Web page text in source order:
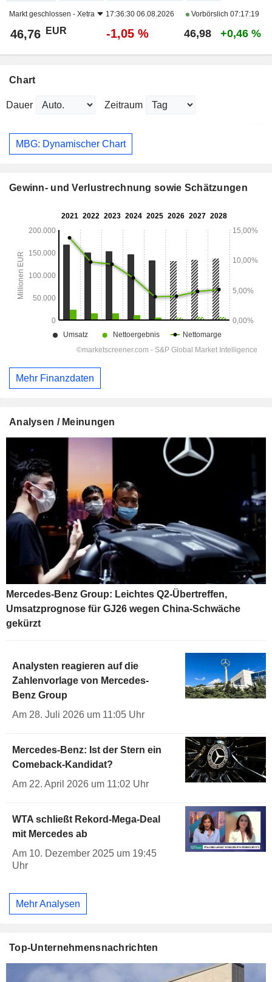
Markt geschlossen - Xetra 17:36:30 06.08.2026 Vorbörslich 07:17:19
46,76 EUR -1,05 % 46,98 +0,46 %
Chart
Dauer Zeitraum
MBG: Dynamischer Chart
Gewinn- und Verlustrechnung sowie Schätzungen
Mehr Finanzdaten
Analysen / Meinungen
Mercedes-Benz Group: Leichtes Q2-Übertreffen,
Umsatzprognose für GJ26 wegen China-Schwäche
gekürzt
Analysten reagieren auf die
Zahlenvorlage von Mercedes-
Benz Group
Am 28. Juli 2026 um 11:05 Uhr
Mercedes-Benz: Ist der Stern ein
Comeback-Kandidat?
Am 22. April 2026 um 11:02 Uhr
WTA schließt Rekord-Mega-Deal
mit Mercedes ab
Am 10. Dezember 2025 um 19:45
Uhr
Mehr Analysen
Top-Unternehmensnachrichten